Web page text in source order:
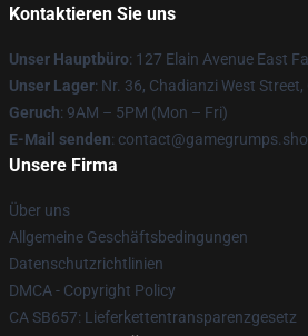
Kontaktieren Sie uns
Unser Hauptbüro: 127 Elain Avenue East
Unser Lager: Nr. 36, Chadianzi West
Geruch: 9AM – 5PM (Mon – Fri)
E-Mail senden:
Unsere Firma
Über uns
Allgemeine Geschäftsbedingungen
Datenschutzrichtlinien
DMCA - Copyright Policy
CA SB657: Lieferkettentransparenzgesetz